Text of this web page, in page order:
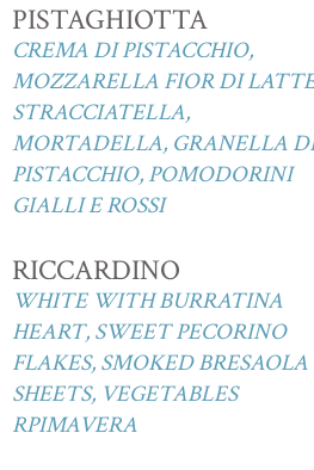
PISTAGHIOTTA
CREMA DI PISTACCHIO,
MOZZARELLA FIOR DI
STRACCIATELLA,
MORTADELLA, GRANELLA
PISTACCHIO, POMODORINI
GIALLI E ROSSI
RICCARDINO
WHITE WITH BURRATINA
HEART, SWEET PECORINO
FLAKES, SMOKED BRESAOLA
SHEETS, VEGETABLES
RPIMAVERA